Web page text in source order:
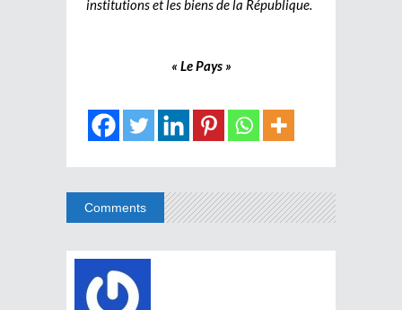
institutions et les biens de la République.
« Le Pays »
Comments